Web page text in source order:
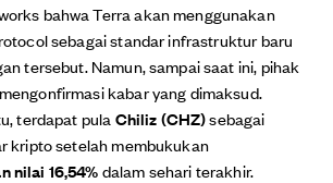
bahwa Terra akan menggunakan
sebagai standar infrastruktur baru
tersebut. Namun, sampai saat ini, pihak
kabar yang dimaksud.
terdapat pula Chiliz (CHZ)sebagai
kripto setelah membukukan
nilai 16,54%dalam sehari terakhir.